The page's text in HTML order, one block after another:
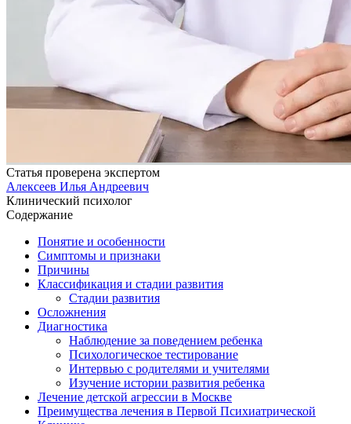
Статья проверена экспертом
Алексеев Илья Андреевич
Клинический психолог
Содержание
Понятие и особенности
Симптомы и признаки
Причины
Классификация и стадии развития
Стадии развития
Осложнения
Диагностика
Наблюдение за поведением ребенка
Психологическое тестирование
Интервью с родителями и учителями
Изучение истории развития ребенка
Лечение детской агрессии в Москве
Преимущества лечения в Первой Психиатрической